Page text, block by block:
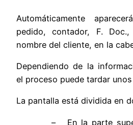
Automáticamente
pedido, contador, F.
nombre del cliente, en la
Dependiendo de la
el proceso puede tardar
La pantalla está dividida en
– En la parte